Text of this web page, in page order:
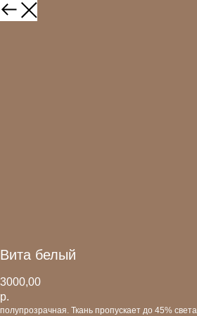
Вита белый
3000,00
р.
полупрозрачная. Ткань пропускает до 45% света